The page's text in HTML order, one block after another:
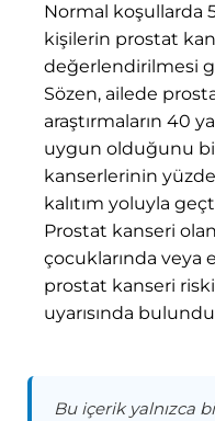
Normal koşullarda
kişilerin prostat
değerlendirilmesi
Sözen, ailede
araştırmaların 40
uygun olduğunu
kanserlerinin
kalıtım yoluyla
Prostat kanseri
çocuklarında veya
prostat kanseri
uyarısında
Bu içerik yalnızca